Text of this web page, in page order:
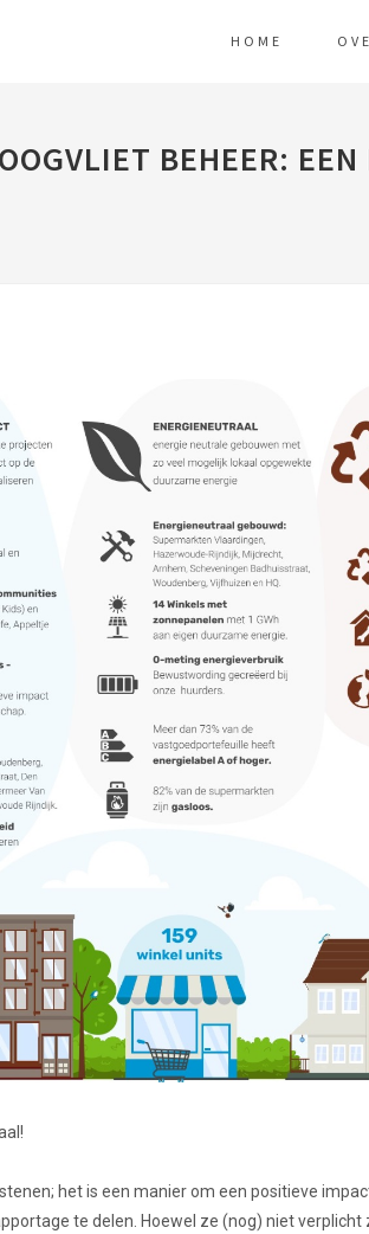
HOME
BEHEER:
het is een manier om een positieve
te delen. Hoewel ze (nog) niet